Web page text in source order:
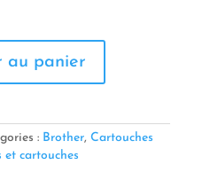
au panier
: Brother, Cartouches
et cartouches